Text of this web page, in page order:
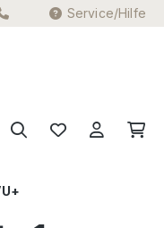
Service/Hilfe